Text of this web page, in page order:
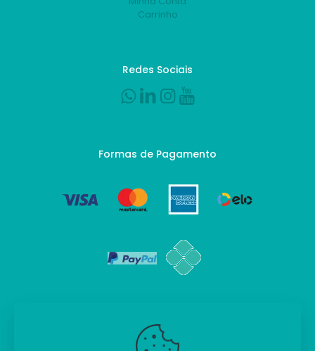
Carrinho
Redes Sociais
Formas de Pagamento